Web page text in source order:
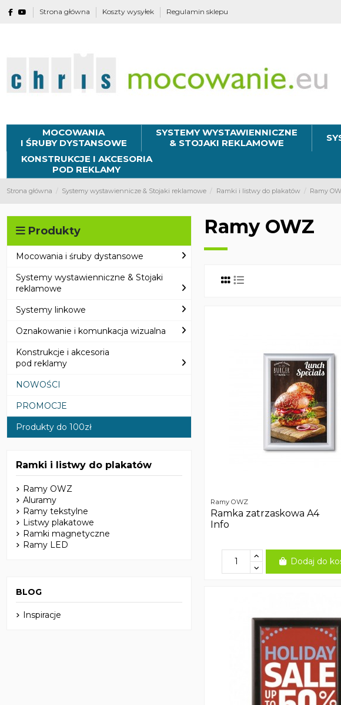
Strona główna Koszty wysyłek Regulamin sklepu
MOCOWANIA
I ŚRUBY DYSTANSOWE
SYSTEMY WYSTAWIENNICZNE
& STOJAKI REKLAMOWE
KONSTRUKCJE I AKCESORIA
POD REKLAMY
Strona główna Systemy wystawiennicze & Stojaki reklamowe Ramki i listwy do plakatów Ramy
Ramy OWZ
Ramy OWZ
Ramka zatrzaskowa A4
Info
Dodaj do
Produkty
Mocowania i śruby dystansowe
Systemy wystawienniczne & Stojaki
reklamowe
Systemy linkowe
Oznakowanie i komunkacja wizualna
Konstrukcje i akcesoria
pod reklamy
NOWOŚCI
PROMOCJE
Produkty do 100zł
Ramki i listwy do plakatów
Ramy OWZ
Aluramy
Ramy tekstylne
Listwy plakatowe
Ramki magnetyczne
Ramy LED
BLOG
Inspiracje